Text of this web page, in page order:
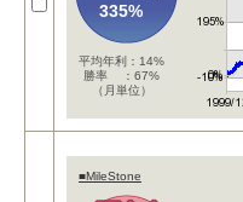
335%
平均年利：14%
勝率 ：67%
（月単位）
■MileStone